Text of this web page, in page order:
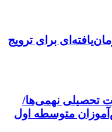
برای ترویج
هدایت تحصیلی نهمی‌ها/